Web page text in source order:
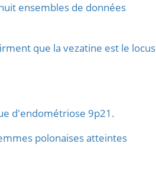
ensembles de données
que la vezatine est le locus
d'endométriose 9p21.
polonaises atteintes